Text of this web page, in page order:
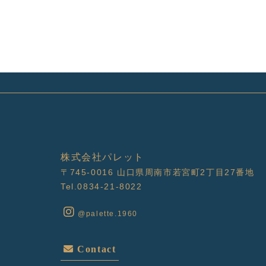
株式会社パレット
〒745-0016 山口県周南市若宮町2丁目27番地
Tel.0834-21-8022
@palette.1960
Contact